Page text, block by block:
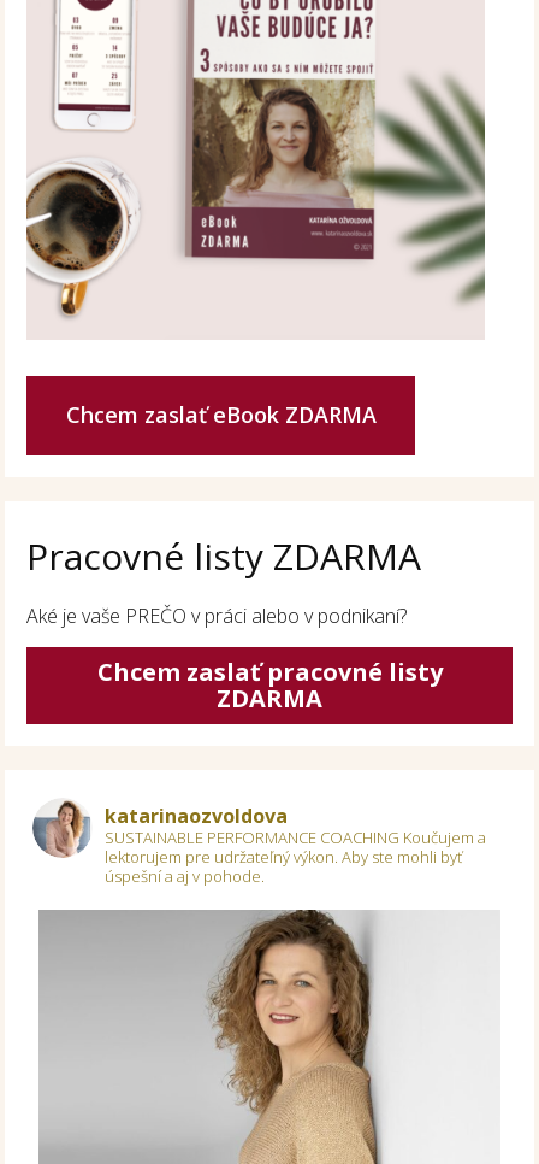
Chcem zaslať eBook ZDARMA
Pracovné listy ZDARMA
Aké je vaše PREČO v práci alebo v podnikaní?
Chcem zaslať pracovné listy
ZDARMA
katarinaozvoldova
SUSTAINABLE PERFORMANCE COACHING Koučujem a
lektorujem pre udržateľný výkon.Aby ste mohli byť
úspešní a aj v pohode.